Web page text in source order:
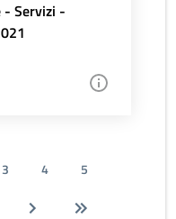
- Servizi -
3 4
5